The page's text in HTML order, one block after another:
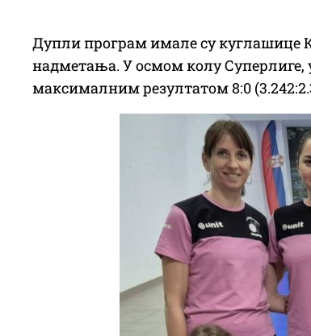
Дупли програм имале су куглашице
надметања. У осмом колу Суперлиге,
максималним резултатом 8:0